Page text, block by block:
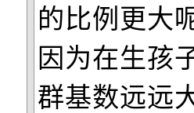
的比例更大
因为在生孩
群基数远远